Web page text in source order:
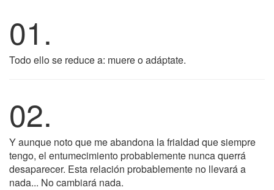
01.
Todo ello se reduce a: muere o adáptate.
02.
Y aunque noto que me abandona la frialdad que siempre
tengo, el entumecimiento probablemente nunca querrá
desaparecer. Esta relación probablemente no llevará a
nada... No cambiará nada.